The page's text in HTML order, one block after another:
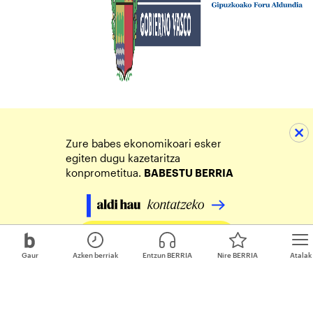
Gaur Atalak
Azken berriak Entzun BERRIA Nire BERRIA
Zure babes ekonomikoari esker
egiten dugu kazetaritza
konprometitua. BABESTU BERRIA
Egin zure ekarpena